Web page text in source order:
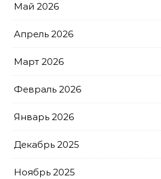
Май 2026
Апрель 2026
Март 2026
Февраль 2026
Январь 2026
Декабрь 2025
Ноябрь 2025